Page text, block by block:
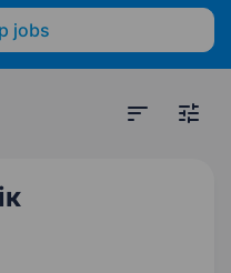
jobs